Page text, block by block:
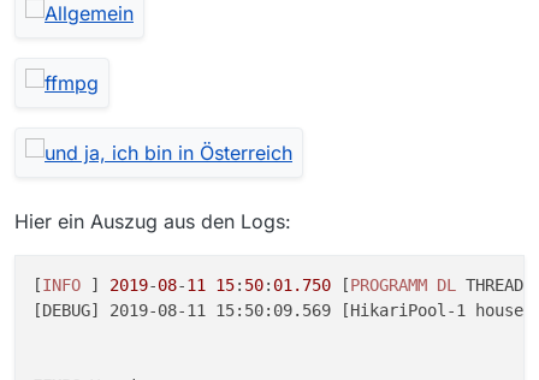
Hier ein Auszug aus den Logs:
[INFO ] 2019-08-11 15: 50: 01.750 [PROGRAMM DL THREAD
[DEBUG] 2019-08-11 15:50:09.569 [HikariPool-1